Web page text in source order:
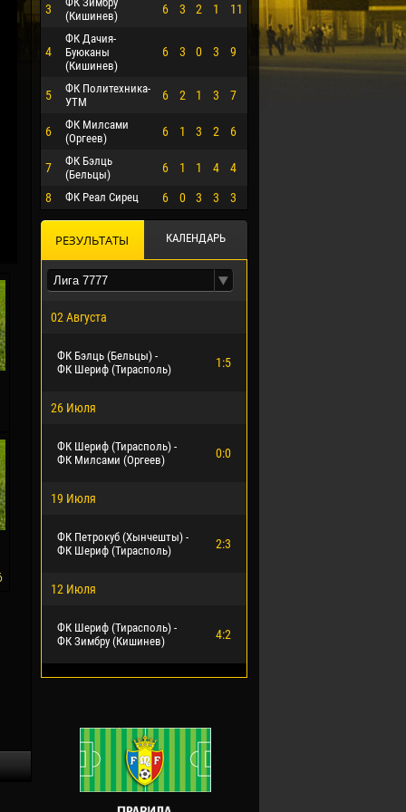
3
(Кишинев)
6 3 2 1 11
4
ФК Дачия-
Буюканы
(Кишинев)
6 3 0 3 9
5
ФК Политехника-
УТМ
6 2 1 3 7
6
ФК Милсами
(Оргеев)
6 1 3 2 6
7
ФК Бэлць
(Бельцы)
6 1 1 4 4
8 ФК Реал Сирец 6 0 3 3 3
РЕЗУЛЬТАТЫ КАЛЕНДАРЬ
02 Августа
ФК Бэлць (Бельцы) -
ФК Шериф (Тирасполь)
1:5
26 Июля
ФК Шериф (Тирасполь) -
ФК Милсами (Оргеев)
0:0
19 Июля
ФК Петрокуб (Хынчешты) -
ФК Шериф (Тирасполь)
2:3
12 Июля
ФК Шериф (Тирасполь) -
ФК Зимбру (Кишинев)
4:2